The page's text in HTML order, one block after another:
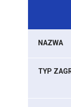
NAZWA
TYP